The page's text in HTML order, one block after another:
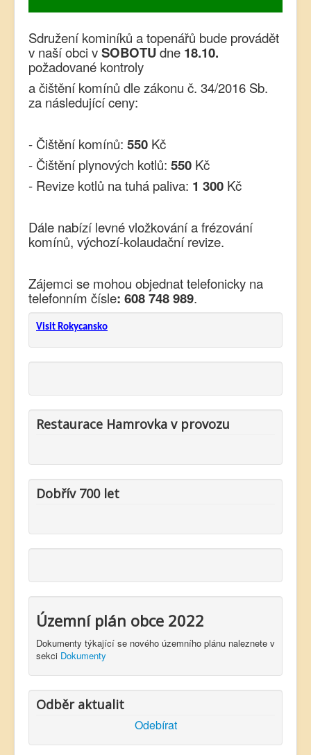
Sdružení kominíků a topenářů bude provádět
v naší obci vSOBOTUdne 18.10.
požadované kontroly
a čištění komínů dle zákonu č. 34/2016 Sb.
za následující ceny:
- Čištění komínů: 550 Kč
- Čištění plynových kotlů: 550 Kč
- Revize kotlů na tuhá paliva: 1 300 Kč
Dále nabízí levné vložkování a frézování
komínů, výchozí-kolaudační revize.
Zájemci se mohou objednat telefonicky na
telefonním čísle: 608 748 989.
Visit Rokycansko
Restaurace Hamrovka v provozu
Dobřív 700 let
Územní plán obce 2022
Dokumenty týkající se nového územního plánu naleznete v
sekci Dokumenty
Odběr aktualit
Odebírat